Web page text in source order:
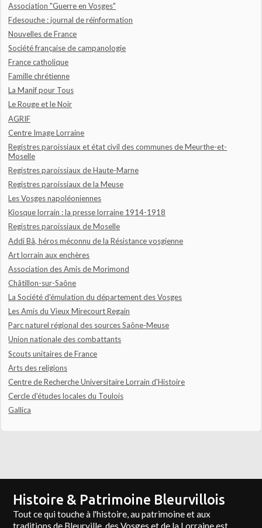
Association "Guerre en Vosges"
Fdesouche : journal de réinformation
Nouvelles de France
Société française de campanologie
France catholique
Famille chrétienne
La Manif pour Tous
Le Rouge et le Noir
AGRIF
Centre Image Lorraine
Registres paroissiaux et état civil des communes de Meurthe-et-
Moselle
Registres paroissiaux de Haute-Marne
Registres paroissiaux de la Meuse
Les Vosges napoléoniennes
Kiosque lorrain : la presse lorraine 1914-1918
Registres paroissiaux de Moselle
Addi Bâ, héros méconnu de la Résistance vosgienne
Art lorrain aux enchères
Association des Amis de Morimond
Châtillon-sur-Saône
La Société d'émulation du département des Vosges
Les Amis du Vieux Mirecourt Regain
Parc naturel régional des sources Saône-Meuse
Union nationale des combattants
Scouts unitaires de France
Arts des religions
Centre de Recherche Universitaire Lorrain d'Histoire
Cercle d'études locales du Toulois
Gallica
Histoire & Patrimoine Bleurvillois
Tout ce qui touche à l'histoire, au patrimoine et aux
traditions de Bleurville, des Vosges et de la Lorraine est